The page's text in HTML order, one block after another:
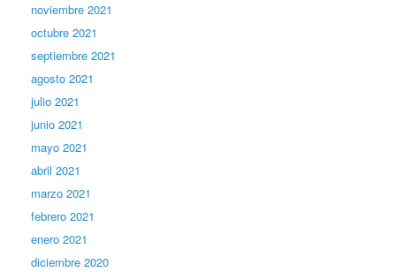
noviembre 2021
octubre 2021
septiembre 2021
agosto 2021
julio 2021
junio 2021
mayo 2021
abril 2021
marzo 2021
febrero 2021
enero 2021
diciembre 2020